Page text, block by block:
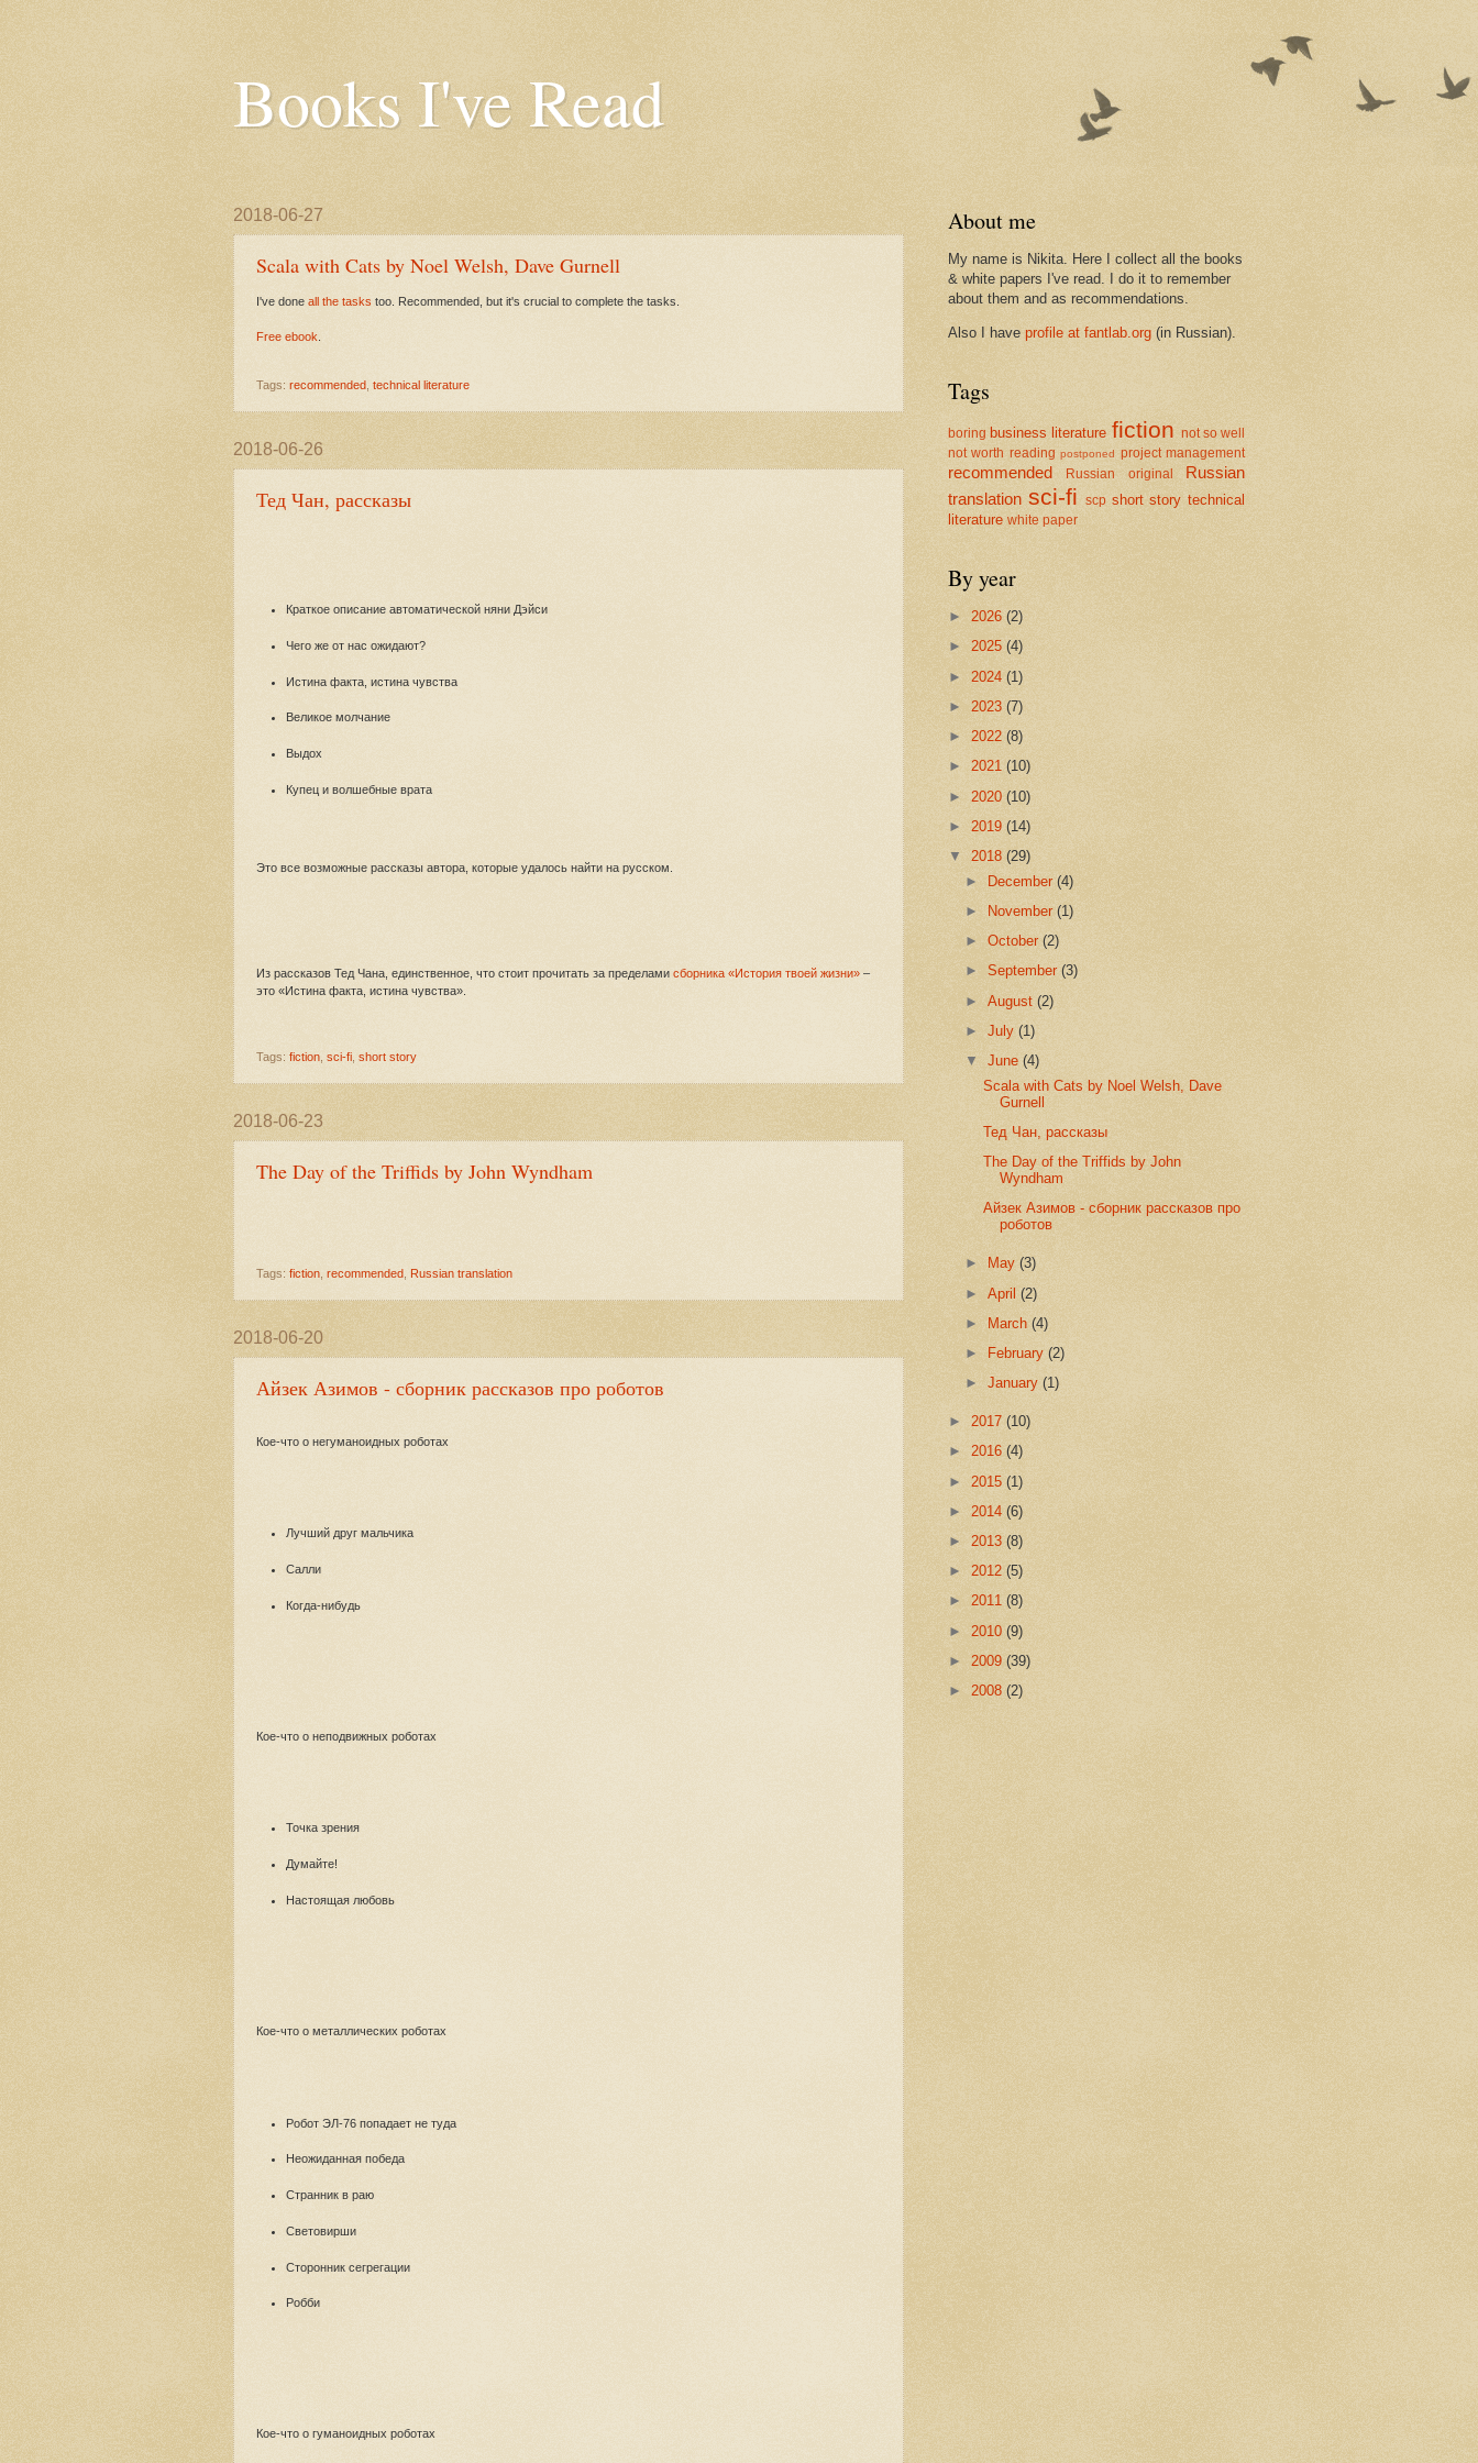
Books I've Read
2018-06-27
Scala with Cats by Noel Welsh, Dave Gurnell
I've done all the tasks too. Recommended, but it's crucial to complete the tasks.
Free ebook
Tags: recommended technical literature
2018-06-26
Тед Чан, рассказы
Краткое описание автоматической няни Дэйси
Чего же от нас ожидают?
Истина факта, истина чувства
Великое молчание
Выдох
Купец и волшебные врата
Это все возможные рассказы автора, которые удалось найти на русском.
Из рассказов Тед Чана, единственное, что стоит прочитать за пределами сборника «История твоей жизни» –
это «Истина факта, истина чувства».
Tags: fiction sci-fi short story
2018-06-23
The Day of the Triffids by John Wyndham
Tags: fiction recommended Russian translation
2018-06-20
Айзек Азимов - сборник рассказов про роботов
Кое-что о негуманоидных роботах
Лучший друг мальчика
Салли
Когда-нибудь
Кое-что о неподвижных роботах
Точка зрения
Думайте!
Настоящая любовь
Кое-что о металлических роботах
Робот ЭЛ-76 попадает не туда
Неожиданная победа
Странник в раю
Световирши
Сторонник сегрегации
Робби
Кое-что о гуманоидных роботах
About me
My name is Nikita. Here I collect all the books
& white papers I've read. I do it to remember
about them and as recommendations.
Also I have profile at fantlab.org (in Russian).
Tags
boring business literature fiction not so well
not worth reading postponed project management
recommended Russian original
Russian
translation sci-fi scp short story technical
literature white paper
By year
► 2026 (2)
► 2025 (4)
► 2024 (1)
► 2023 (7)
► 2022 (8)
► 2021 (10)
► 2020 (10)
► 2019 (14)
▼ 2018 (29)
► December(4)
►
November(1)
►October(2)
►September(3)
►August(2)
►July(1)
▼June(4)
Scala with Cats by Noel Welsh, Dave
Gurnell
Тед Чан, рассказы
The Day of the Triffids by John
Wyndham
Айзек Азимов - сборник рассказов про
роботов
► May(3)
►April(2)
►
March(4)
►
February(2)
►January(1)
► 2017 (10)
► 2016 (4)
► 2015 (1)
► 2014 (6)
► 2013 (8)
► 2012 (5)
► 2011 (8)
► 2010 (9)
► 2009 (39)
► 2008 (2)